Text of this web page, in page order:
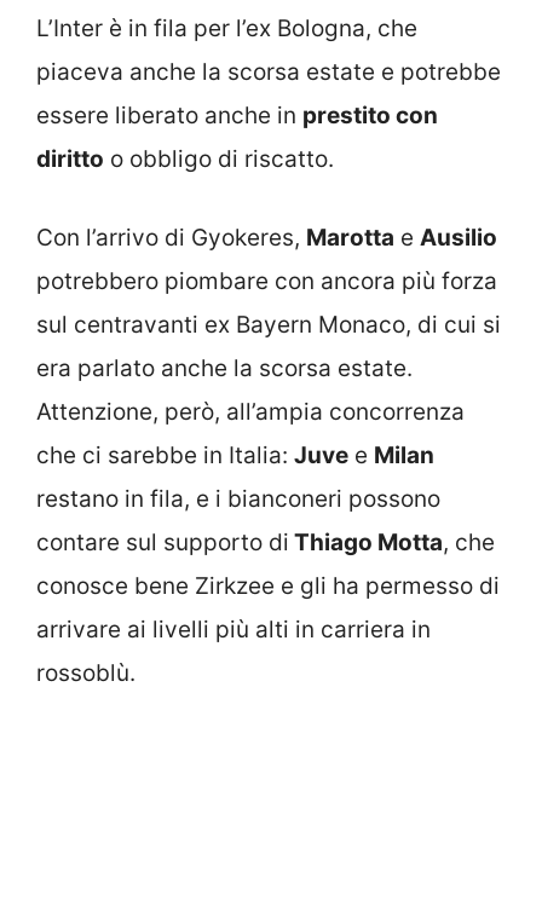
L’Inter è in fila per l’ex Bologna, che
piaceva anche la scorsa estate e potrebbe
essere liberato anche in prestito con
diritto o obbligo di riscatto.
Con l’arrivo di Gyokeres, Marotta e Ausilio
potrebbero piombare con ancora più forza
sul centravanti ex Bayern Monaco, di cui si
era parlato anche la scorsa estate.
Attenzione, però, all’ampia concorrenza
che ci sarebbe in Italia: Juve e Milan
restano in fila, e i bianconeri possono
contare sul supporto di Thiago Motta, che
conosce bene Zirkzee e gli ha permesso di
arrivare ai livelli più alti in carriera in
rossoblù.